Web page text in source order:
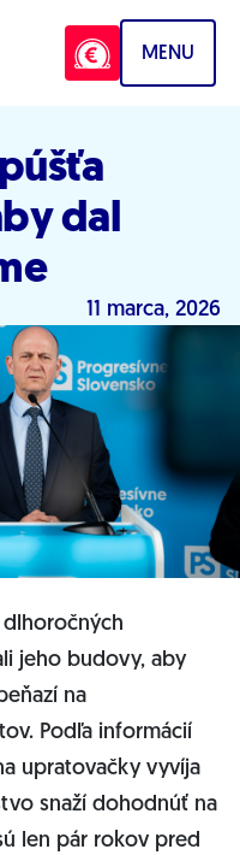
MENU
dal
11 marca, 2026
jeho budovy, aby
na
Podľa informácií
upratovačky vyvíja
snaží dohodnúť na
len pár rokov pred